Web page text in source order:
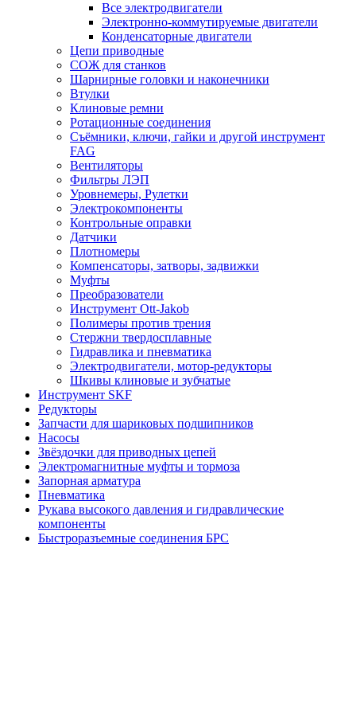
Все электродвигатели
Электронно-коммутируемые двигатели
Конденсаторные двигатели
Цепи приводные
СОЖ для станков
Шарнирные головки и наконечники
Втулки
Клиновые ремни
Ротационные соединения
Съёмники, ключи, гайки и другой инструмент
FAG
Вентиляторы
Фильтры ЛЭП
Уровнемеры, Рулетки
Электрокомпоненты
Контрольные оправки
Датчики
Плотномеры
Компенсаторы, затворы, задвижки
Муфты
Преобразователи
Инструмент Ott-Jakob
Полимеры против трения
Стержни твердосплавные
Гидравлика и пневматика
Электродвигатели, мотор-редукторы
Шкивы клиновые и зубчатые
Инструмент SKF
Редукторы
Запчасти для шариковых подшипников
Насосы
Звёздочки для приводных цепей
Электромагнитные муфты и тормоза
Запорная арматура
Пневматика
Рукава высокого давления и гидравлические
компоненты
Быстроразъемные соединения БРС